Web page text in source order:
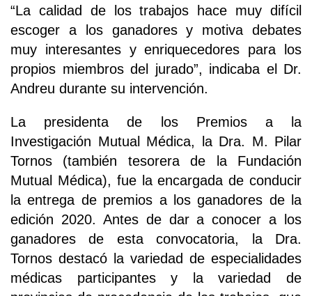
“La calidad de los trabajos hace muy difícil
escoger a los ganadores y motiva debates
muy interesantes y enriquecedores para los
propios miembros del jurado”, indicaba el Dr.
Andreu durante su intervención.
La presidenta de los Premios a la
Investigación Mutual Médica, la Dra. M. Pilar
Tornos (también tesorera de la Fundación
Mutual Médica), fue la encargada de conducir
la entrega de premios a los ganadores de la
edición 2020. Antes de dar a conocer a los
ganadores de esta convocatoria, la Dra.
Tornos destacó la variedad de especialidades
médicas participantes y la variedad de